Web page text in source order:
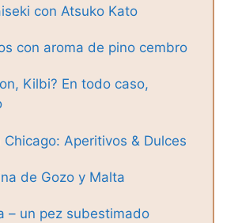
con Atsuko Kato
con aroma de pino cembro
Kilbi? En todo caso,
Chicago: Aperitivos & Dulces
de Gozo y Malta
– un pez subestimado